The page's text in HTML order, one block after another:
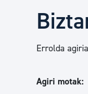
Errolda
Agiri motak: